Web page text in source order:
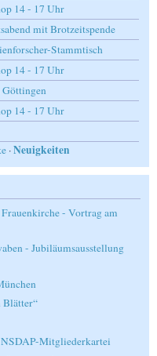
14 - 17 Uhr
mit Brotzeitspende
Stammtisch
14 - 17 Uhr
Göttingen
14 - 17 Uhr
·Neuigkeiten
- Vortrag am
- Jubiläumsausstellung
Blätter“
Mitgliederkartei